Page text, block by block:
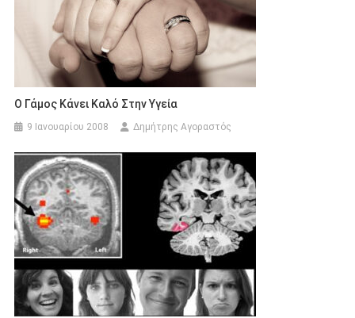
Ο Γάμος Κάνει Καλό Στην Υγεία
9 Ιανουαρίου 2008 Δημήτρης Αγοραστός